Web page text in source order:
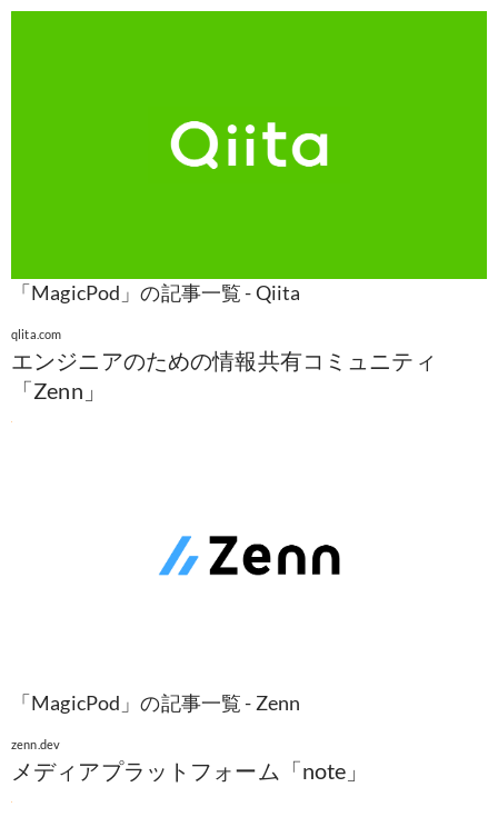
「MagicPod」の記事一覧 - Qiita
qlita.com
エンジニアのための情報共有コミュニティ
「Zenn」
「MagicPod」の記事一覧 - Zenn
zenn.dev
メディアプラットフォーム「note」